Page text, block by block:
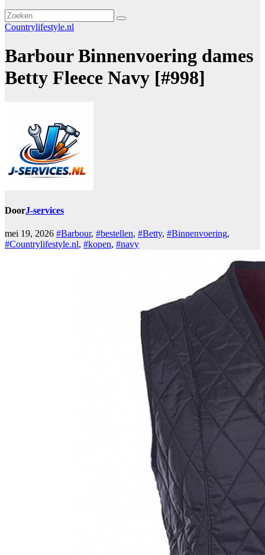
Countrylifestyle.nl
Barbour Binnenvoering dames
Betty Fleece Navy [#998]
DoorJ-services
mei 19, 2026 #Barbour, #bestellen, #Betty, #Binnenvoering,
#Countrylifestyle.nl, #kopen, #navy